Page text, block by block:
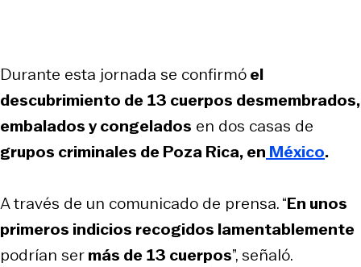
Durante esta jornada se confirmóel
descubrimiento de 13 cuerpos desmembrados,
embalados y congelados en dos casas de
grupos criminales de Poza Rica, en México.
A través de un comunicado de prensa. “En unos
primeros indicios recogidos lamentablemente
podrían sermás de 13 cuerpos”, señaló.